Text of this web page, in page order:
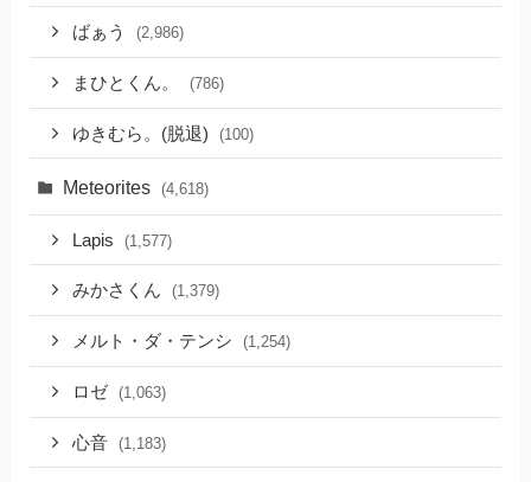
ばぁう (2,986)
まひとくん。 (786)
ゆきむら。(脱退) (100)
Meteorites (4,618)
Lapis (1,577)
みかさくん (1,379)
メルト・ダ・テンシ (1,254)
ロゼ (1,063)
心音 (1,183)